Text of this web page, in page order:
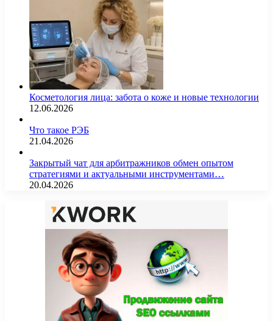
Косметология лица: забота о коже и новые технологии
12.06.2026
Что такое РЭБ
21.04.2026
Закрытый чат для арбитражников обмен опытом
стратегиями и актуальными инструментами…
20.04.2026